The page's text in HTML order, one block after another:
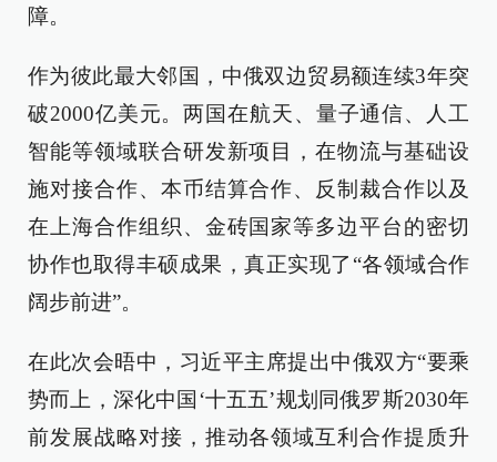
障。
作为彼此最大邻国，中俄双边贸易额连续3年突
破2000亿美元。两国在航天、量子通信、人工
智能等领域联合研发新项目，在物流与基础设
施对接合作、本币结算合作、反制裁合作以及
在上海合作组织、金砖国家等多边平台的密切
协作也取得丰硕成果，真正实现了“各领域合作
阔步前进”。
在此次会晤中，习近平主席提出中俄双方“要乘
势而上，深化中国‘十五五’规划同俄罗斯2030年
前发展战略对接，推动各领域互利合作提质升